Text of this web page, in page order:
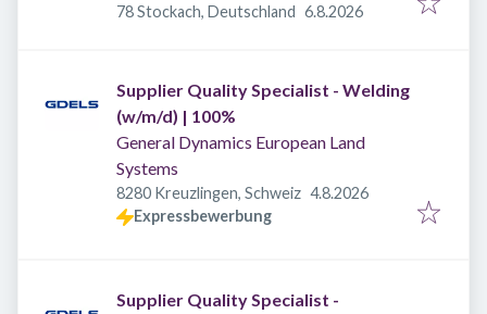
78 Stockach, Deutschland Veröffentlicht
6.8.2026
Supplier Quality Specialist - Welding
(w/m/d) | 100%
General Dynamics European Land
Systems
8280 Kreuzlingen, Schweiz Veröffentlicht
4.8.2026
Expressbewerbung
Supplier Quality Specialist -